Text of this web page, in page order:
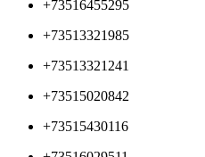
+73516455295
+73513321985
+73513321241
+73515020842
+73515430116